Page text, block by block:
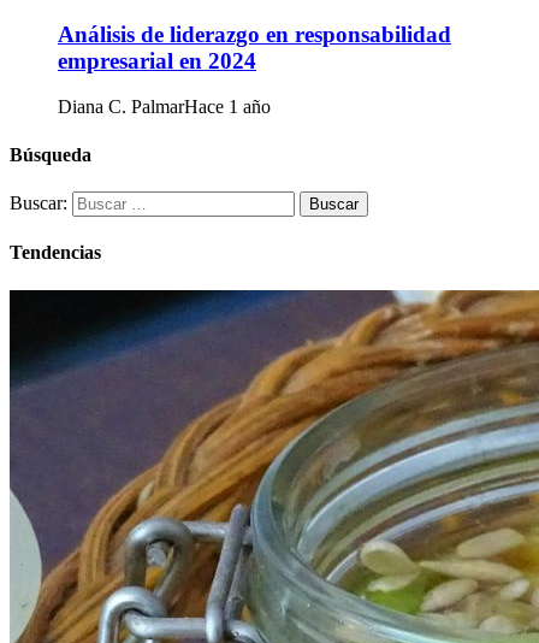
Análisis de liderazgo en responsabilidad
empresarial en 2024
Diana C. PalmarHace 1 año
Búsqueda
Buscar:
Tendencias